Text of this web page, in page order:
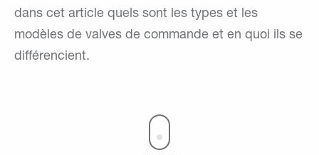
dans cet article quels sont les types et les
modèles de valves de commande et en quoi ils se
différencient.